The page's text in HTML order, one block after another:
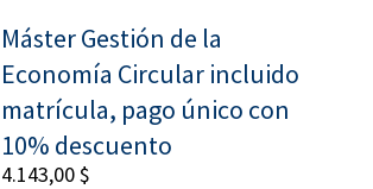
Máster Gestión de la
Economía Circular incluido
matrícula, pago único con
10% descuento
4.143,00$